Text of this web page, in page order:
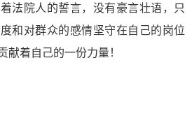
法院人的誓言，没有豪言壮语，只
和对群众的感情坚守在自己的岗位
献着自己的一份力量！